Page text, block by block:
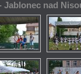
Jablonec nad